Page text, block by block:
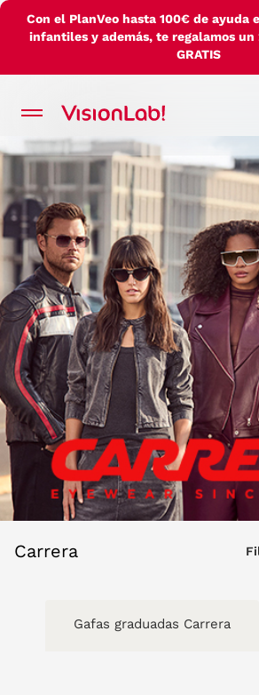
Con el PlanVeo hasta 100€ de ayuda
infantiles y además, te regalamos un
GRATIS
Carrera
Gafas graduadas Carrera